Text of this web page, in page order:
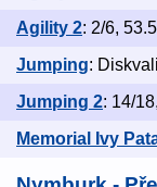
Agility 2: 2/6,
Jumping:
Jumping 2: 14/
Memorial Ivy